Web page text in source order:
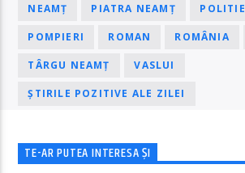
NEAMȚ PIATRA NEAMȚ POLITIE
POMPIERI ROMAN ROMÂNIA
TÂRGU NEAMȚ VASLUI
ȘTIRILE POZITIVE ALE ZILEI
TE-AR PUTEA INTERESA ȘI